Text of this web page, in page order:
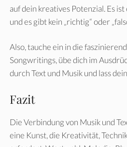
auf dein kreatives Potenzial. Es
und es gibt kein „richtig“ oder
Also, tauche ein in die
Songwritings, übe dich im
durch Text und Musik und lass
Fazit
Die Verbindung von Musik und
eine Kunst, die Kreativität,